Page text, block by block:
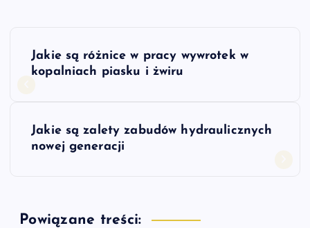
N
a
Jakie są różnice w pracy wywrotek w
kopalniach piasku i żwiru
Jakie są zalety zabudów hydraulicznych
nowej generacji
Powiązane treści: